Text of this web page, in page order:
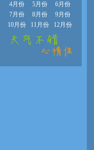
4月份
5月份
6月份
7月份
8月份
9月份
10月份
11月份 12月份